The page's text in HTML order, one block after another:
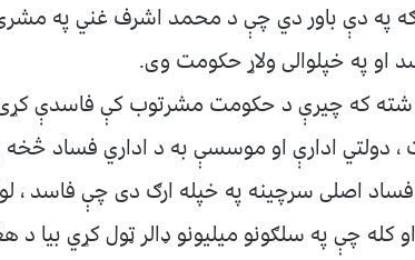
په دې باور دي چې د محمد اشرف غني په
او په خپلوالی ولاړ حکومت وی.
که چیرې د حکومت مشرتوب کې فاسدې
دولتي ادارې او موسسې به د اداري فساد څخه
اصلی سرچینه په خپله ارګ دی چې فاسد ،
کله چې په سلګونو میلیونو ډالر ټول کړي بیا د